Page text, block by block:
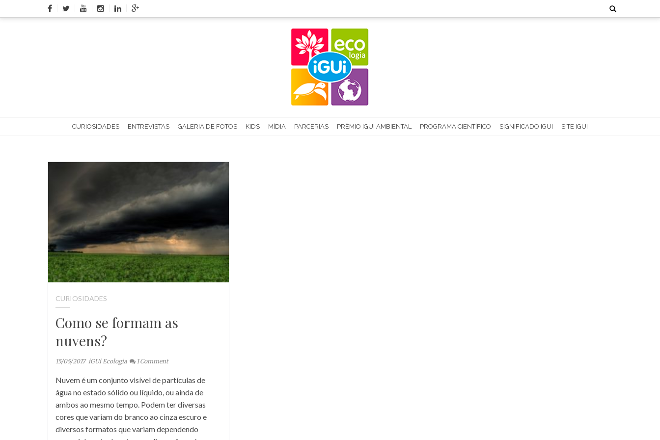
to
Search
for:
CURIOSIDADES ENTREVISTAS GALERIA DE FOTOS KIDS MÍDIA PARCERIAS PRÊMIO IGUI AMBIENTAL PROGRAMA CIENTÍFICO SIGNIFICADO IGUI SITE IGUI
CURIOSIDADES
Como se formam as
nuvens?
15/05/2017 iGUi Ecologia 1 Comment
Nuvem é um conjunto visível de partículas de
água no estado sólido ou líquido, ou ainda de
ambos ao mesmo tempo. Podem ter diversas
cores que variam do branco ao cinza escuro e
diversos formatos que variam dependendo